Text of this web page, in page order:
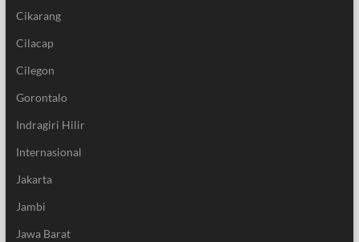
Cikarang
Cilacap
Cilegon
Gorontalo
Indragiri Hilir
Internasional
Jakarta
Jambi
Jawa Barat